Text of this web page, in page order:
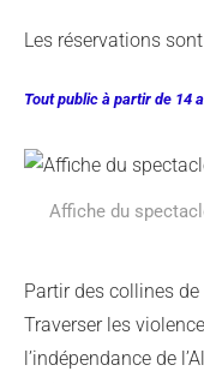
Les réservations
Tout public à partir de 14
Affiche du
Partir des collines
Traverser les
l’indépendance de